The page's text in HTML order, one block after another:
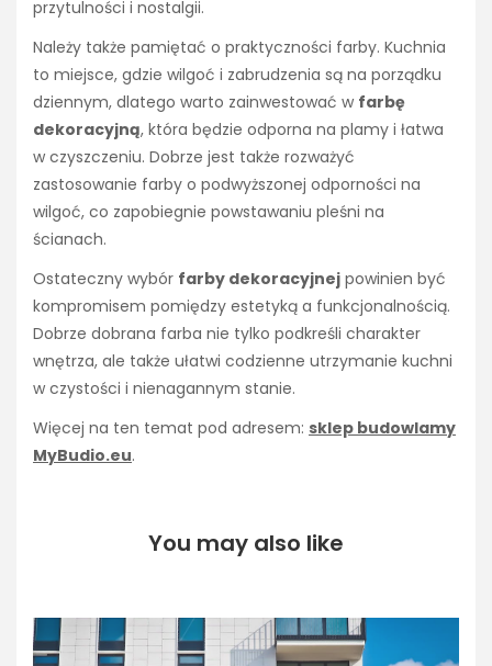
przytulności i nostalgii.
Należy także pamiętać o praktyczności farby. Kuchnia
to miejsce, gdzie wilgoć i zabrudzenia są na porządku
dziennym, dlatego warto zainwestować w farbę
dekoracyjną, która będzie odporna na plamy i łatwa
w czyszczeniu. Dobrze jest także rozważyć
zastosowanie farby o podwyższonej odporności na
wilgoć, co zapobiegnie powstawaniu pleśni na
ścianach.
Ostateczny wybór farby dekoracyjnej powinien być
kompromisem pomiędzy estetyką a funkcjonalnością.
Dobrze dobrana farba nie tylko podkreśli charakter
wnętrza, ale także ułatwi codzienne utrzymanie kuchni
w czystości i nienagannym stanie.
Więcej na ten temat pod adresem: sklep budowlamy
MyBudio.eu.
You may also like